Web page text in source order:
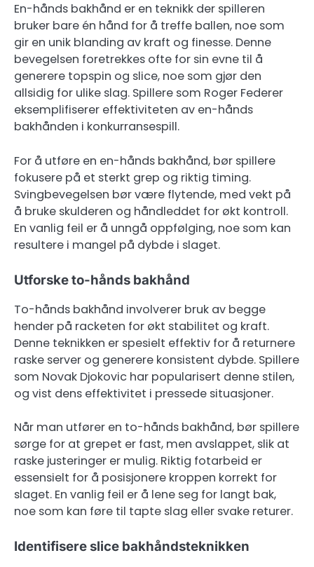
En-hånds bakhånd er en teknikk der spilleren
bruker bare én hånd for å treffe ballen, noe som
gir en unik blanding av kraft og finesse. Denne
bevegelsen foretrekkes ofte for sin evne til å
generere topspin og slice, noe som gjør den
allsidig for ulike slag. Spillere som Roger Federer
eksemplifiserer effektiviteten av en-hånds
bakhånden i konkurransespill.
For å utføre en en-hånds bakhånd, bør spillere
fokusere på et sterkt grep og riktig timing.
Svingbevegelsen bør være flytende, med vekt på
å bruke skulderen og håndleddet for økt kontroll.
En vanlig feil er å unngå oppfølging, noe som kan
resultere i mangel på dybde i slaget.
Utforske to-hånds bakhånd
To-hånds bakhånd involverer bruk av begge
hender på racketen for økt stabilitet og kraft.
Denne teknikken er spesielt effektiv for å returnere
raske server og generere konsistent dybde. Spillere
som Novak Djokovic har popularisert denne stilen,
og vist dens effektivitet i pressede situasjoner.
Når man utfører en to-hånds bakhånd, bør spillere
sørge for at grepet er fast, men avslappet, slik at
raske justeringer er mulig. Riktig fotarbeid er
essensielt for å posisjonere kroppen korrekt for
slaget. En vanlig feil er å lene seg for langt bak,
noe som kan føre til tapte slag eller svake returer.
Identifisere slice bakhåndsteknikken